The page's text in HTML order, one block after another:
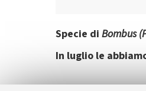
Specie di Bombus
In luglio le